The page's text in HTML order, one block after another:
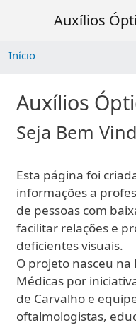
Auxílios
Início
Auxílios
Seja Bem
Esta página foi
informações a
de pessoas com
facilitar relações e
deficientes visuais.
O projeto nasceu na
Médicas por
de Carvalho e
oftalmologistas,